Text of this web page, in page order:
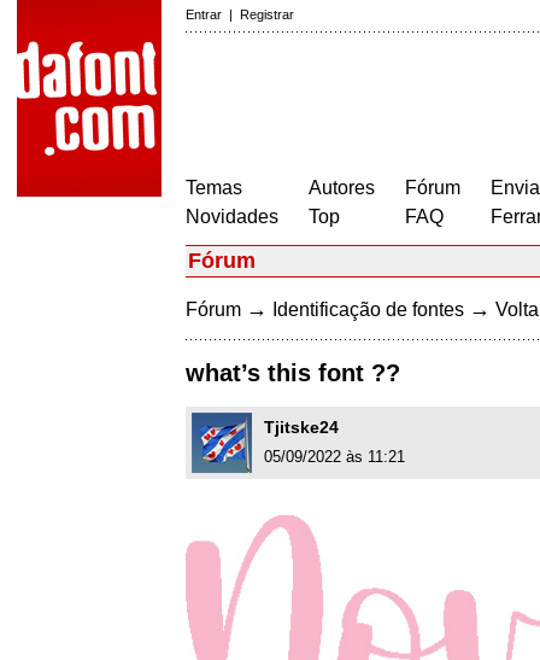
Entrar | Registrar
Temas
Novidades
Autores
Top
Fórum
FAQ
Fórum
Fórum → Identificação de fontes →
what’s this font ??
Tjitske24
05/09/2022 às 11:21